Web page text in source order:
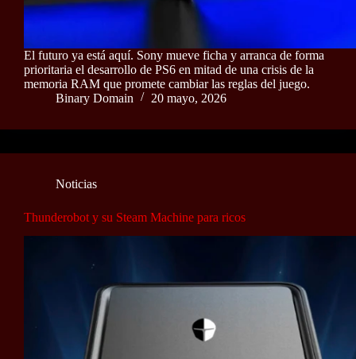
El futuro ya está aquí. Sony mueve ficha y arranca de forma
prioritaria el desarrollo de PS6 en mitad de una crisis de la
memoria RAM que promete cambiar las reglas del juego.
Binary Domain
20 mayo, 2026
Noticias
Thunderobot y su Steam Machine para ricos